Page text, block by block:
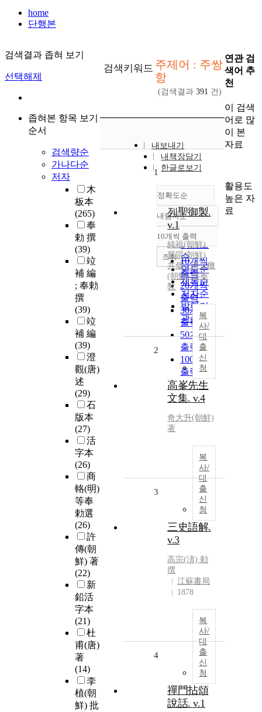
home
단행본
검색결과 좁혀 보기
선택해제
좁혀본 항목 보기
순서
검색량순
가나다순
저자
木
板本
(265)
奉
勅 撰
(39)
竝
補 編
; 奉勅
撰
(39)
竝
補 編
(39)
澄
觀(唐)
述
(29)
石
版本
(27)
活
字本
(26)
商
輅(明)
等奉
勅選
(26)
許
傳(朝
鮮) 著
(22)
新
鉛活
字本
(21)
杜
甫(唐)
著
(14)
李
植(朝
鮮) 批
검색키워드 주제어 : 주쌍
항
(검색결과391 건)
내보내기
내책장담기
한글로보기
정확도순
정확도
순
인기도
순
연도순
제목순
저자순
발행기
관순
내림차순
내림차순
10개씩 출력
10개씩
출력
20개씩
출력
30개씩
출력
50개씩
출력
100개씩
출력
조회
1
列聖御製.
v.1
純祖(朝鮮),
翼宗(朝鮮)
共低 ; 南公轍
(朝鮮) 等奉
敎
복
사/
대
출
신
청
2
高峯先生
文集. v.4
奇大升(朝鮮)
著
복
사/
대
출
신
청
3
三史語解.
v.3
高宗(淸) 勅
撰
江蘇書局
1878
복
사/
대
출
신
청
4
禪門拈頌
說話. v.1
연관 검
색어 추
천
이 검색
어로 많
이 본
자료
활용도
높은 자
료